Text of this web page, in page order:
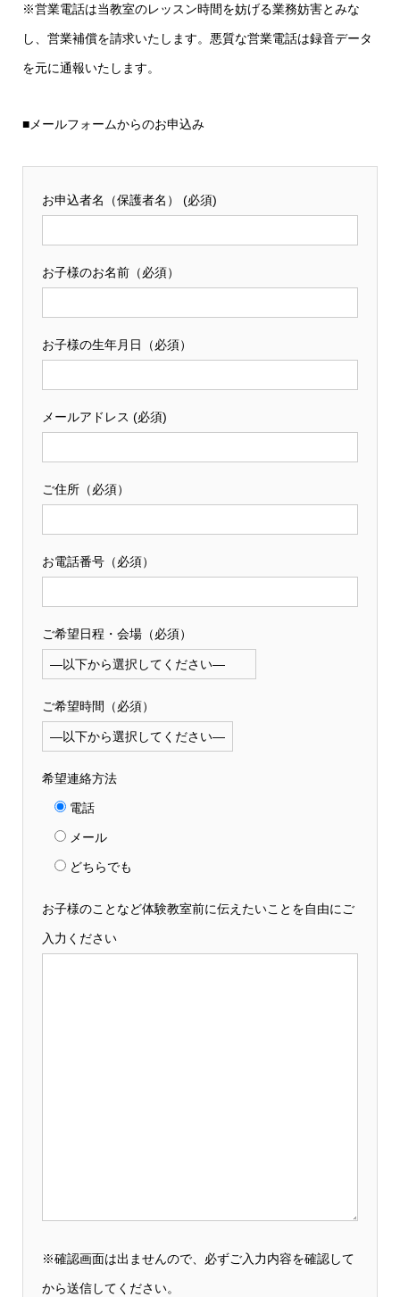
※営業電話は当教室のレッスン時間を妨げる業務妨害とみな
し、営業補償を請求いたします。悪質な営業電話は録音データ
を元に通報いたします。
■メールフォームからのお申込み
お申込者名（保護者名） (必須)
お子様のお名前（必須）
お子様の生年月日（必須）
メールアドレス (必須)
ご住所（必須）
お電話番号（必須）
ご希望日程・会場（必須）
ご希望時間（必須）
希望連絡方法
電話
メール
どちらでも
お子様のことなど体験教室前に伝えたいことを自由にご
入力ください
※確認画面は出ませんので、必ずご入力内容を確認して
から送信してください。